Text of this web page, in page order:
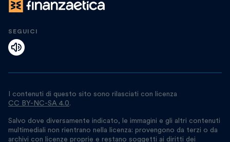
SEGUICI
I contenuti di questo sito sono rilasciati con licenza
CC BY-NC-SA 4.0.
Salvo dove diversamente indicato, le immagini e gli altri contenuti
multimediali non rientrano nella licenza: provengono da terzi o da
archivi con licenze proprie e restano soggetti ai diritti dei